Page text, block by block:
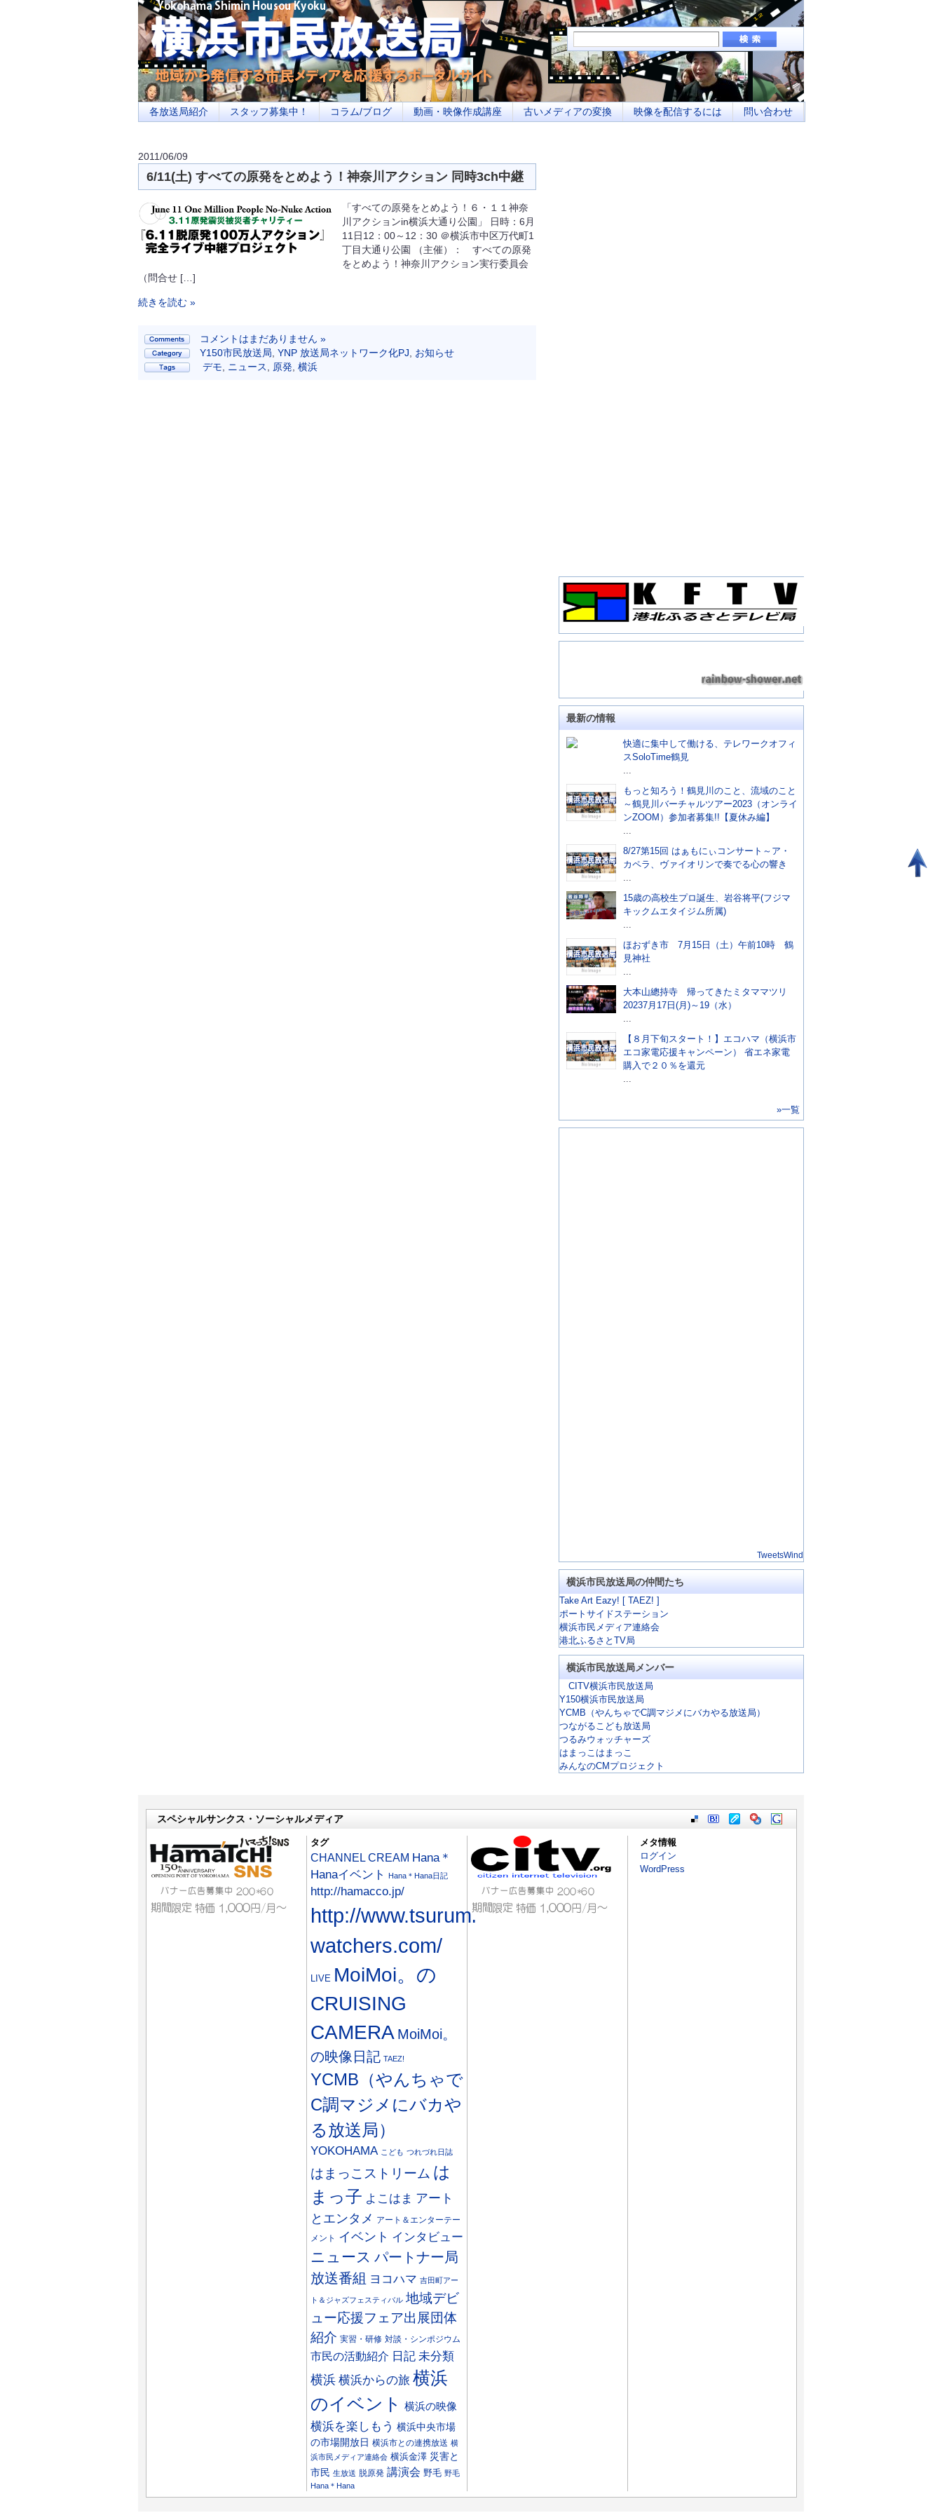
横浜の地域メディア、地域・市民・放送局・メディアを応援するポータルサイト あなたの街のイベント告知、若者参加への取り組み、地域メディアとしてのネットワーク化
を目指します
各放送局紹介 スタッフ募集中！ コラム/ブログ 動画・映像作成講座 古いメディアの変換 映像を配信するには 問い合わせ
2011/06/09
6/11(土) すべての原発をとめよう！神奈川アクション 同時3ch中継
「すべての原発をとめよう！６・１１神奈
川アクションin横浜大通り公園」 日時：6月
11日12：00～12：30 ＠横浜市中区万代町1
丁目大通り公園 （主催）： すべての原発
をとめよう！神奈川アクション実行委員会
（問合せ […]
続きを読む »
コメントはまだありません »
Y150市民放送局 YNP 放送局ネットワーク化PJ
お知らせ
デモ
ニュース 原発 横浜
最新の情報
快適に集中して働ける、テレワークオフィ
スSoloTime鶴見
...
もっと知ろう！鶴見川のこと、流域のこと
～鶴見川バーチャルツアー2023（オンライ
ンZOOM）参加者募集!!【夏休み編】
...
8/27第15回 はぁもにぃコンサート～ア・
カペラ、ヴァイオリンで奏でる心の響き
...
15歳の高校生プロ誕生、岩谷将平(フジマ
キックムエタイジム所属)
...
ほおずき市 7月15日（土）午前10時 鶴
見神社
...
大本山總持寺 帰ってきたミタママツリ
20237月17日(月)～19（水）
...
【８月下旬スタート！】エコハマ（横浜市
エコ家電応援キャンペーン） 省エネ家電
購入で２０％を還元
...
»一覧
TweetsWind
横浜市民放送局の仲間たち
Take Art Eazy! [ TAEZ! ]
ポートサイドステーション
横浜市民メディア連絡会
港北ふるさとTV局
横浜市民放送局メンバー
CITV横浜市民放送局
Y150横浜市民放送局
YCMB（やんちゃでC調マジメにバカやる放送局）
つながるこども放送局
つるみウォッチャーズ
はまっこはまっこ
みんなのCMプロジェクト
スペシャルサンクス・ソーシャルメディア
タグ
CHANNEL CREAM Hana＊
Hanaイベント
Hana＊Hana日記
http://hamacco.jp/
http://www.tsurumi-
watchers.com/
LIVE MoiMoi。の
CRUISING
CAMERA MoiMoi。
の映像日記 TAEZ!
YCMB（やんちゃで
C調マジメにバカや
る放送局）
YOKOHAMA こども つれづれ日誌
はまっこストリーム は
まっ子 よこはま アート
とエンタメ アート＆エンターテー
メント
イベント インタビュー
ニュース パートナー局
放送番組 ヨコハマ 吉田町アー
ト＆ジャズフェスティバル 地域デビ
ュー応援フェア出展団体
紹介 実習・研修 対談・シンポジウム
市民の活動紹介 日記 未分類
横浜 横浜からの旅 横浜
のイベント
横浜の映像
横浜を楽しもう 横浜中央市場
の市場開放日 横浜市との連携放送 横
浜市民メディア連絡会 横浜金澤 災害と
市民 生放送 脱原発 講演会 野毛 野毛
Hana＊Hana
メタ情報
ログイン
WordPress